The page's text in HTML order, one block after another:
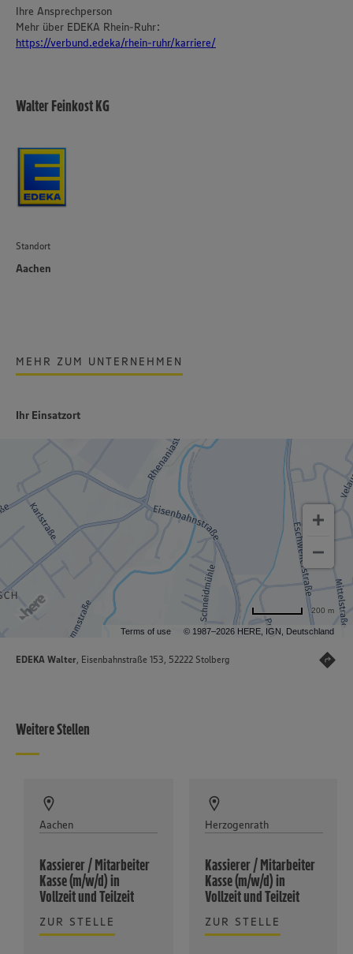
Ihre Ansprechperson
Mehr über EDEKA Rhein-Ruhr:
https://verbund.edeka/rhein-ruhr/karriere/
Walter Feinkost KG
Standort
Aachen
MEHR ZUM UNTERNEHMEN
Ihr Einsatzort
Terms of use © 1987–2026 HERE, IGN, Deutschland
200 m
EDEKA Walter, Eisenbahnstraße 153, 52222 Stolberg
Weitere Stellen
Aachen
Kassierer / Mitarbeiter
Kasse (m/w/d) in
Vollzeit und Teilzeit
ZUR STELLE
Herzogenrath
Kassierer / Mitarbeiter
Kasse (m/w/d) in
Vollzeit und Teilzeit
ZUR STELLE